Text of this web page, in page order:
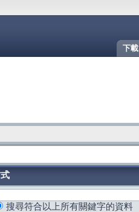
下載
搜尋符合以上所有關鍵字的資料